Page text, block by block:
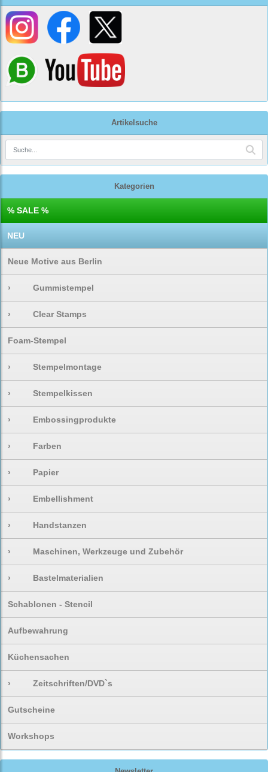
Artikelsuche
Kategorien
% SALE %
NEU
Neue Motive aus Berlin
› Gummistempel
› Clear Stamps
Foam-Stempel
› Stempelmontage
› Stempelkissen
› Embossingprodukte
› Farben
› Papier
› Embellishment
› Handstanzen
› Maschinen, Werkzeuge und Zubehör
› Bastelmaterialien
Schablonen - Stencil
Aufbewahrung
Küchensachen
› Zeitschriften/DVD`s
Gutscheine
Workshops